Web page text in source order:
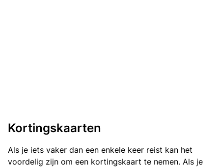
Kortingskaarten
Als je iets vaker dan een enkele keer reist kan het
voordelig zijn om een kortingskaart te nemen. Als je